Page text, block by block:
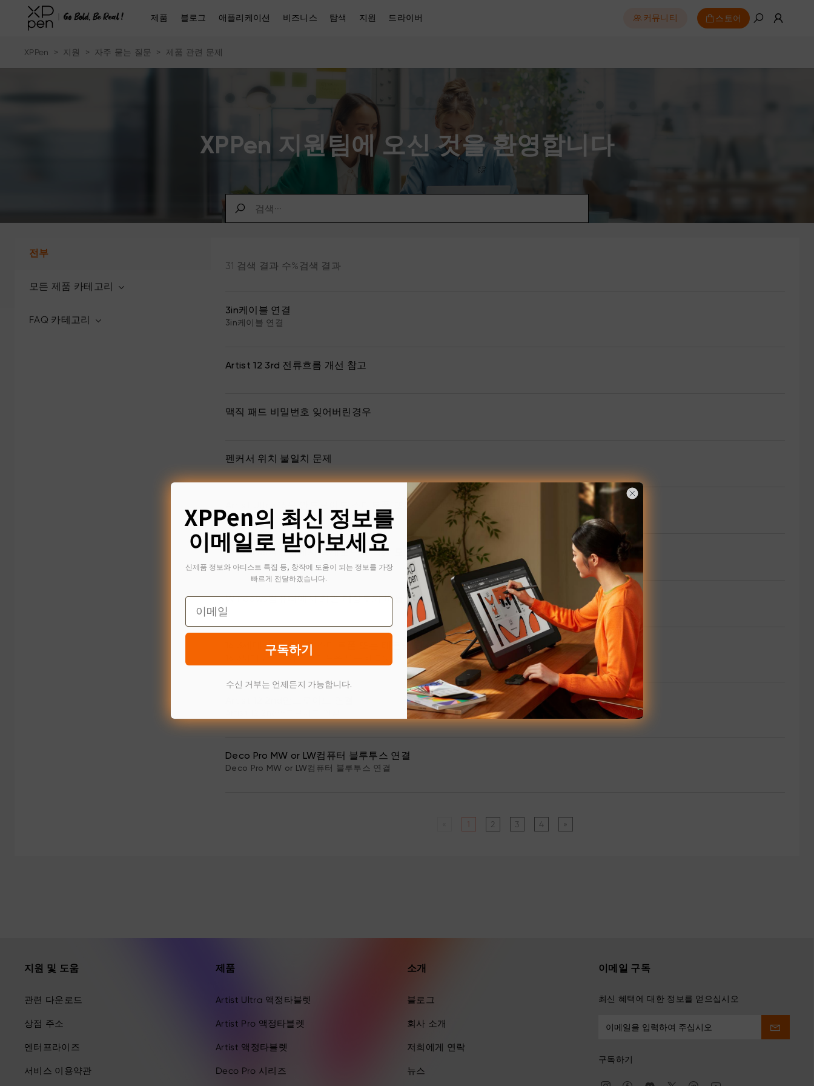
제품 블로그 애플리케이션 비즈니스 탐색 지원 드라이버 커뮤니티 스토어
XPPen > 지원 > 자주 묻는 질문 > 제품 관련 문제
XPPen 지원팀에 오신 것을 환영합니다
전부
모든 제품 카테고리
FAQ 카테고리
31 검색 결과 수%검색 결과
3in케이블 연결
3in케이블 연결
Artist 12 3rd 전류흐름 개선 참고
맥직 패드 비밀번호 잊어버린경우
펜커서 위치 불일치 문제
Artist Ultra 16을 안드로이드 스마트폰 또는 태블릿에 연결하는 방법은
Windows컴퓨터에서 복제모드와 확장 모드로 설정
Windows컴퓨터에서 화면 해상도와 배율 크기를 설정하는 방법
16 3세대 안드로이드 스마트폰 또는 태블릿 연결
16 3세대 안드로이드 스마트폰 또는 태블릿 연결
Deco Pro MW or LW컴퓨터 블루투스 연결
Deco Pro MW or LW컴퓨터 블루투스 연결
2 3 4 »
지원 및 도움
관련 다운로드
상점 주소
엔터프라이즈
서비스 이용약관
제품
Artist Ultra 액정타블렛
Artist Pro 액정타블렛
Artist 액정타블렛
Deco Pro 시리즈
소개
블로그
회사 소개
저희에게 연락
뉴스
이메일 구독
최신 혜택에 대한 정보를 얻으십시오
구독하기
XPPen의 최신 정보를
이메일로 받아보세요
신제품 정보와 아티스트 특집 등, 창작에 도움이 되는 정보를 가장
빠르게 전달하겠습니다.
Email
구독하기
수신 거부는 언제든지 가능합니다.